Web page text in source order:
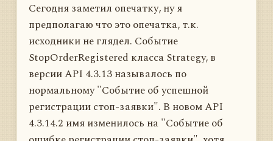
Сегодня заметил опечатку, ну я
предполагаю что это опечатка, т.к.
исходники не глядел. Событие
StopOrderRegistered класса Strategy, в
версии API 4.3.13 называлось по
нормальному "Событие об успешной
регистрации стоп-заявки". В новом API
4.3.14.2 имя изменилось на "Событие об